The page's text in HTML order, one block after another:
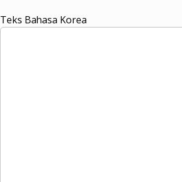
Teks Bahasa Korea